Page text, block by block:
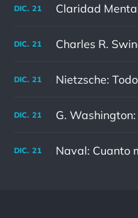
DIC. 21
DIC. 21
DIC. 21
DIC. 21
DIC. 21